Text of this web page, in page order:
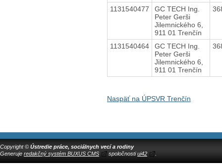
1131540477
GC TECH Ing.
Peter Gerši
Jilemnického 6,
911 01 Trenčín
1131540464
GC TECH Ing.
Peter Gerši
Jilemnického 6,
911 01 Trenčín
Naspäť na ÚPSVR Trenčín
Copyright © Ústredie práce, sociálnych vecí a rodiny
Generuje redakčný systém BUXUS CMS spoločnostiui42